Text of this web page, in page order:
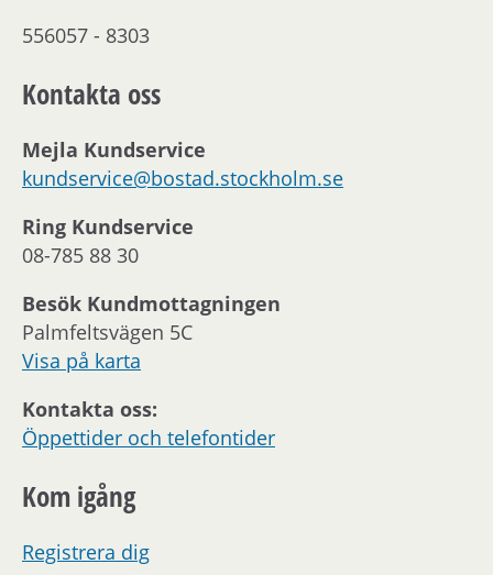
556057 - 8303
Kontakta oss
Mejla Kundservice
kundservice@bostad.stockholm.se
Ring Kundservice
08-785 88 30
Besök Kundmottagningen
Palmfeltsvägen 5C
Visa på karta
Kontakta oss:
Öppettider och telefontider
Kom igång
Registrera dig